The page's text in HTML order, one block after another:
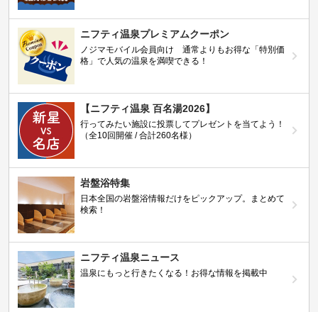
ニフティ温泉プレミアムクーポン
ノジマモバイル会員向け 通常よりもお得な「特別価
格」で人気の温泉を満喫できる！
【ニフティ温泉 百名湯2026】
行ってみたい施設に投票してプレゼントを当てよう！
（全10回開催 / 合計260名様）
岩盤浴特集
日本全国の岩盤浴情報だけをピックアップ。まとめて
検索！
ニフティ温泉ニュース
温泉にもっと行きたくなる！お得な情報を掲載中